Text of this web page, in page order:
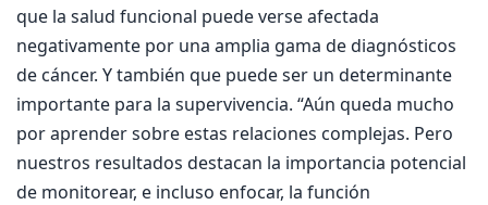
que la salud funcional puede verse afectada
negativamente por una amplia gama de diagnósticos
de cáncer. Y también que puede ser un determinante
importante para la supervivencia. “Aún queda mucho
por aprender sobre estas relaciones complejas. Pero
nuestros resultados destacan la importancia potencial
de monitorear, e incluso enfocar, la función